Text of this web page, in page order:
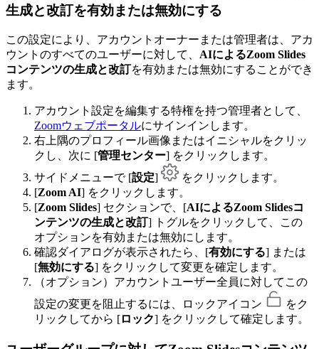
生成と改訂を有効または無効にする
この設定により、アカウントオーナーまたは管理者は、アカ
ウントのすべてのユーザーに対して、 AIによるZoom Slides
コンテンツの生成と改訂を有効または無効にすることができ
ます。
アカウント設定を編集する特権を持つ管理者として、
Zoomウェブポータルにサインインします。
右上隅のプロフィール画像またはイニシャルをクリッ
クし、次に [管理センター] をクリックします。
サイドメニューで [設定]
をクリックします。
[Zoom AI] をクリックします。
[Zoom Slides] セクションで、[AIによるZoom Slidesコ
ンテンツの生成と改訂] トグルをクリックして、この
オプションを有効または無効にします。
確認ダイアログが表示されたら、[有効にする] または
[無効にする] をクリックして変更を確定します。
（オプション）アカウントユーザー全員に対してこの
設定の変更を阻止するには、ロックアイコン
をク
リックしてから [ロック] をクリックして確定します。